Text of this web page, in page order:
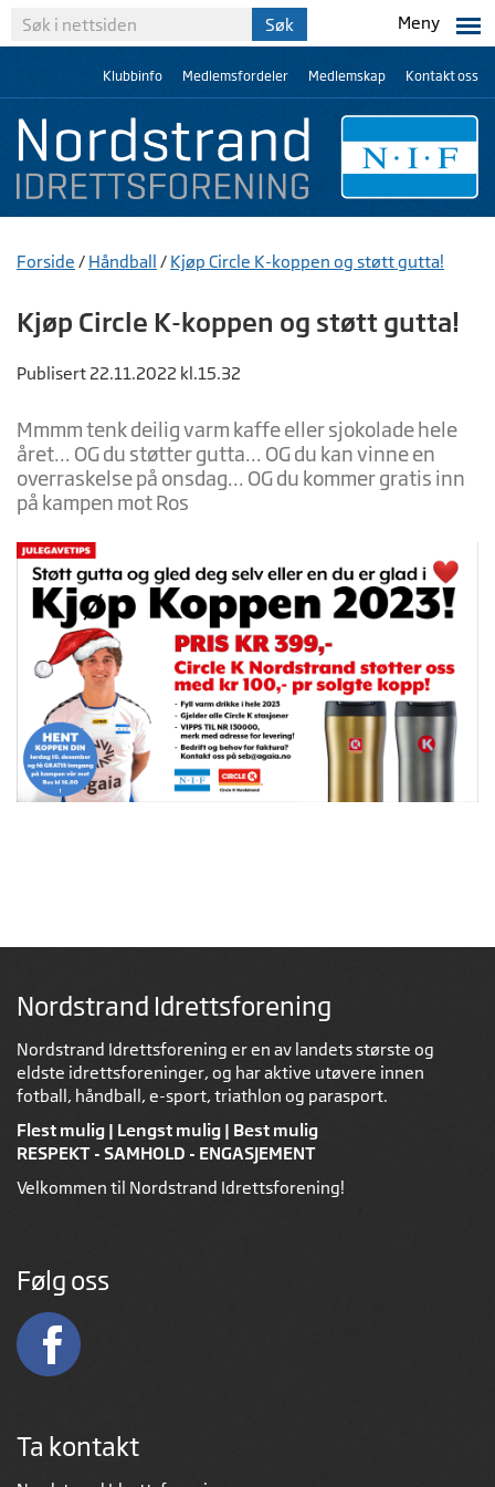
Meny
Klubbinfo Medlemsfordeler Medlemskap Kontakt oss
Forside / Håndball / Kjøp Circle K-koppen og støtt gutta!
Kjøp Circle K-koppen og støtt gutta!
Publisert 22.11.2022 kl.15.32
Mmmm tenk deilig varm kaffe eller sjokolade hele
året... OG du støtter gutta... OG du kan vinne en
overraskelse på onsdag... OG du kommer gratis inn
på kampen mot Ros
Nordstrand Idrettsforening
Nordstrand Idrettsforening er en av landets største og
eldste idrettsforeninger, og har aktive utøvere innen
fotball, håndball, e-sport, triathlon og parasport.
Flest mulig | Lengst mulig | Best mulig
RESPEKT - SAMHOLD - ENGASJEMENT
Velkommen til Nordstrand Idrettsforening!
Følg oss
Ta kontakt